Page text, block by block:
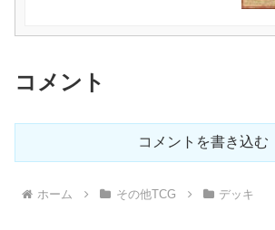
コメント
コメントを書き込む
ホーム その他TCG デッキ